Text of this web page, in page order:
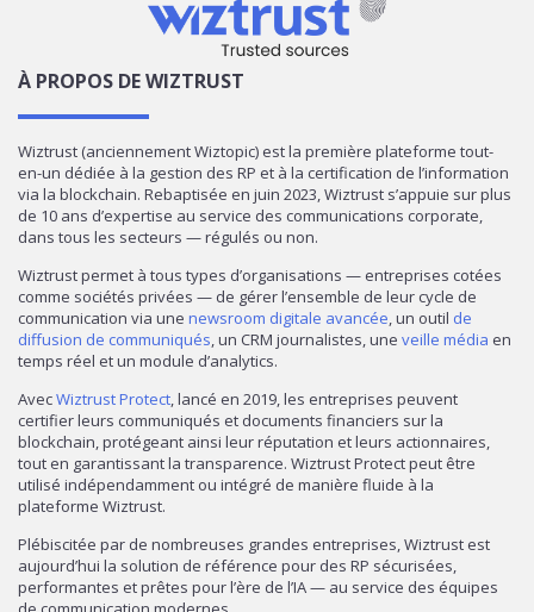
À PROPOS DE WIZTRUST
Wiztrust (anciennement Wiztopic) est la première plateforme tout-
en-un dédiée à la gestion des RP et à la certification de l’information
via la blockchain. Rebaptisée en juin 2023, Wiztrust s’appuie sur plus
de 10 ans d’expertise au service des communications corporate,
dans tous les secteurs — régulés ou non.
Wiztrust permet à tous types d’organisations — entreprises cotées
comme sociétés privées — de gérer l’ensemble de leur cycle de
communication via une newsroom digitale avancée, un outil de
diffusion de communiqués, un CRM journalistes, une veille média en
temps réel et un module d’analytics.
AvecWiztrust Protect, lancé en 2019, les entreprises peuvent
certifier leurs communiqués et documents financiers sur la
blockchain, protégeant ainsi leur réputation et leurs actionnaires,
tout en garantissant la transparence. Wiztrust Protect peut être
utilisé indépendamment ou intégré de manière fluide à la
plateforme Wiztrust.
Plébiscitée par de nombreuses grandes entreprises, Wiztrust est
aujourd’hui la solution de référence pour des RP sécurisées,
performantes et prêtes pour l’ère de l’IA — au service des équipes